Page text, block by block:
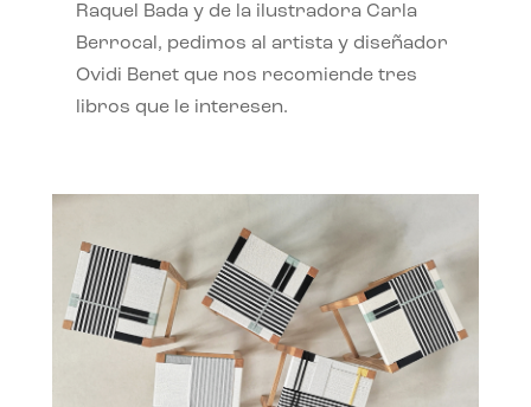
Raquel Bada y de la ilustradora Carla
Berrocal, pedimos al artista y diseñador
Ovidi Benet que nos recomiende tres
libros que le interesen.